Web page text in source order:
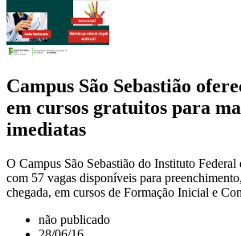
Campus São Sebastião
em cursos gratuitos para
imediatas
O Campus São Sebastião do Instituto
com 57 vagas disponíveis para
chegada, em cursos de Formação Inicial e
não publicado